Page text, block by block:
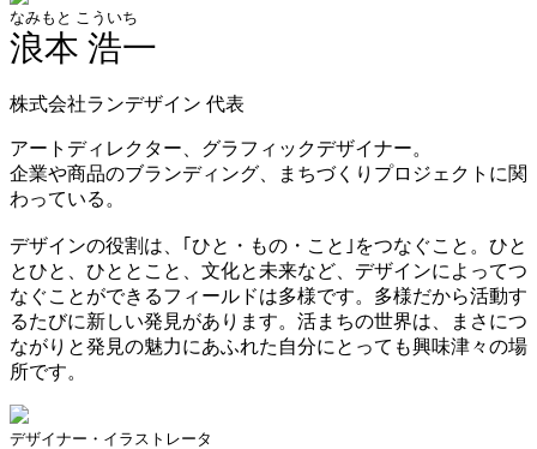
なみもと こういち
浪本 浩一
株式会社ランデザイン 代表
アートディレクター、グラフィックデザイナー。
企業や商品のブランディング、まちづくりプロジェクトに関
わっている。
デザインの役割は、｢ひと・もの・こと｣をつなぐこと。ひと
とひと、ひととこと、文化と未来など、デザインによってつ
なぐことができるフィールドは多様です。多様だから活動す
るたびに新しい発見があります。活まちの世界は、まさにつ
ながりと発見の魅力にあふれた自分にとっても興味津々の場
所です。
デザイナー・イラストレータ